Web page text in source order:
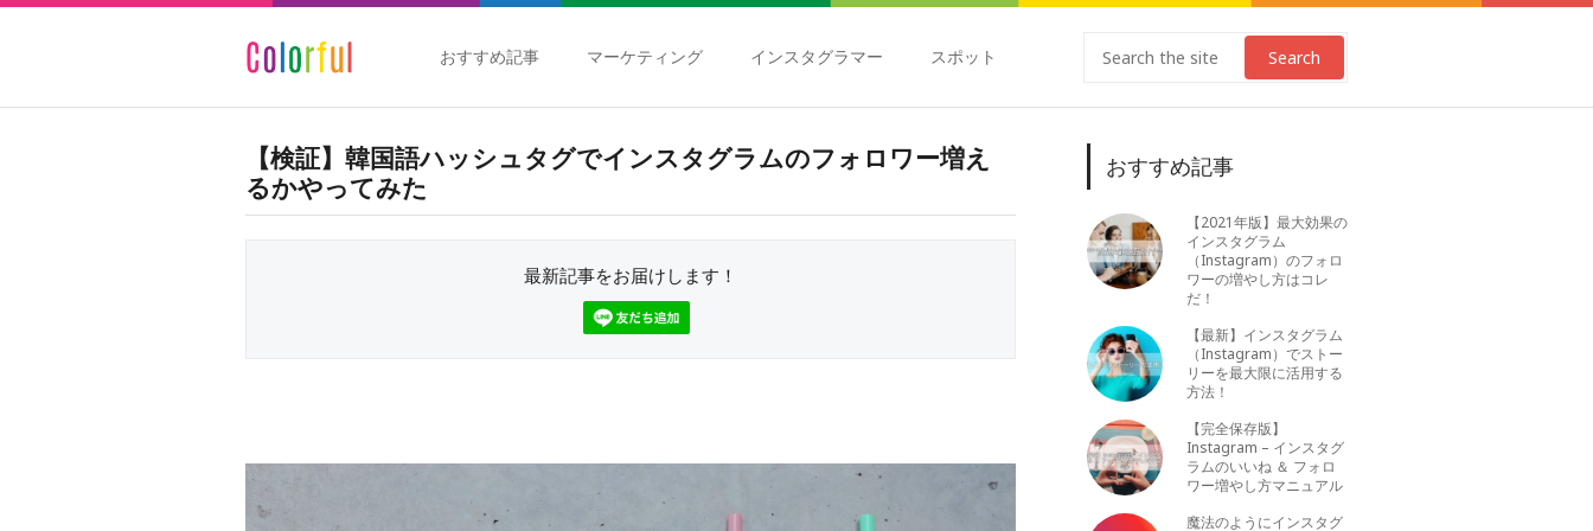
おすすめ記事 マーケティング インスタグラマー スポット Search
【検証】韓国語ハッシュタグでインスタグラムのフォロワー増え
るかやってみた
最新記事をお届けします！
おすすめ記事
【2021年版】最大効果の
インスタグラム
（Instagram）のフォロ
ワーの増やし方はコレ
だ！
【最新】インスタグラム
（Instagram）でストー
リーを最大限に活用する
方法！
【完全保存版】
Instagram – インスタグ
ラムのいいね ＆ フォロ
ワー増やし方マニュアル
魔法のようにインスタグ